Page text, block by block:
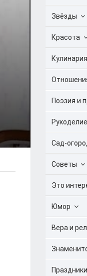
Звёзды
Красота
Кулинария
Поэзия и
Рукоделие
Сад-
Советы
Это
Юмор
Вера и
Праздники